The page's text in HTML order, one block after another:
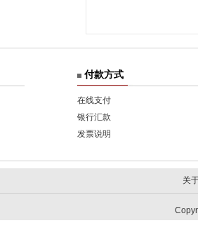
付款方式
在线支付
银行汇款
发票说明
关